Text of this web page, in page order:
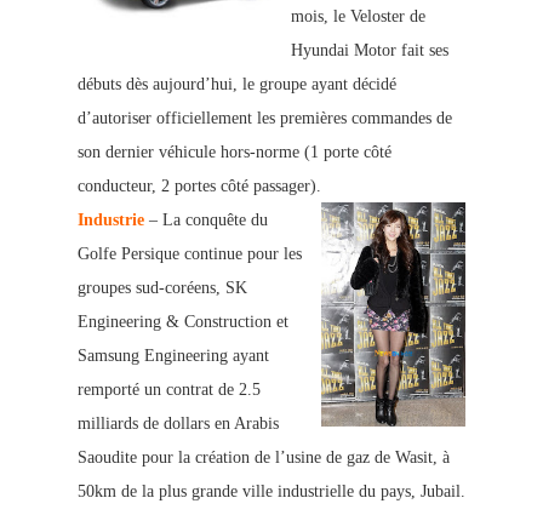
mois, le Veloster de
Hyundai Motor fait ses
débuts dès aujourd’hui, le groupe ayant décidé
d’autoriser officiellement les premières commandes de
son dernier véhicule hors-norme (1 porte côté
conducteur, 2 portes côté passager).
Industrie – La conquête du
Golfe Persique continue pour les
groupes sud-coréens, SK
Engineering & Construction et
Samsung Engineering ayant
remporté un contrat de 2.5
milliards de dollars en Arabis
Saoudite pour la création de l’usine de gaz de Wasit, à
50km de la plus grande ville industrielle du pays, Jubail.